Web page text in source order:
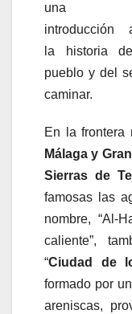
una
introducción
la historia del
pueblo y del
caminar.
En la frontera
Málaga y
Sierras de
famosas las
nombre, “Al-
caliente”,
“Ciudad de
formado por
areniscas,